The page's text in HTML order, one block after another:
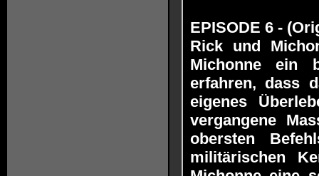
EPISODE 6 -
Rick und
Michonne ein
erfahren, dass
eigenes
vergangene
obersten
militärischen